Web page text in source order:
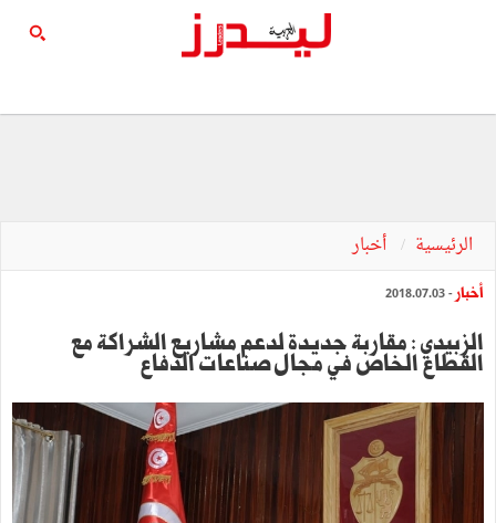
الرئيسية أخبار
أخبار - 2018.07.03
الزبيدي : مقاربة جديدة لدعم مشاريع الشراكة مع
القطاع الخاص في مجال صناعات الدفاع